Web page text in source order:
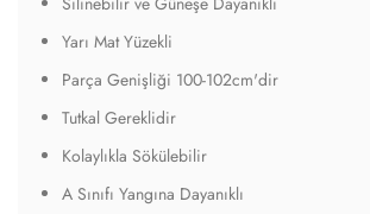
Yarı Mat Yüzekli
Parça Genişliği 100-102cm'dir
Tutkal Gereklidir
Kolaylıkla Sökülebilir
A Sınıfı Yangına Dayanıklı